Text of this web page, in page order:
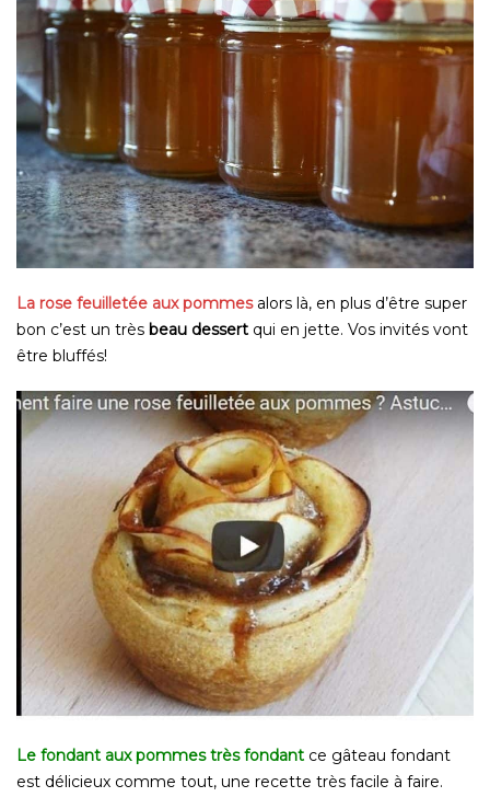
La rose feuilletée aux pommesalors là, en plus d’être super
bon c’est un très beau dessert qui en jette. Vos invités vont
être bluffés!
Le fondant aux pommes très fondant ce gâteau fondant
est délicieux comme tout, une recette très facile à faire.